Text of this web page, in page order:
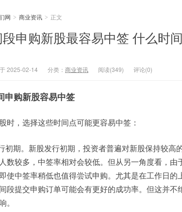
网 > 商业资讯 > 正文
申购新股最容易中签 什么时
2025-02-14 分类： 商业资讯 阅读(349) 评论(0)
申购新股容易中签
时，选择这些时间点可能更容易中签：
初期。新股发行初期，投资者普遍对新股保持较高
数较多，中签率相对会较低。但从另一角度看，
使中签率稍低也值得尝试申购。尤其是在工作日
段提交申购订单可能会有更好的成功率。但这并
。